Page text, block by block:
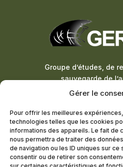
Gérer le
Pour offrir les meilleures
technologies telles que les cookies
informations des appareils. Le fait de
nous permettra de traiter des
de navigation ou les ID uniques sur ce
consentir ou de retirer son
Groupe d’études, de
sauvegarde de
DEVENIR